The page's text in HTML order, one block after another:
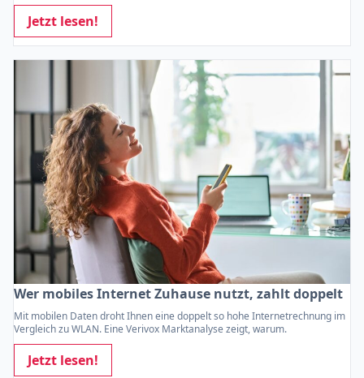
Jetzt lesen!
Wer mobiles Internet Zuhause nutzt, zahlt doppelt
Mit mobilen Daten droht Ihnen eine doppelt so hohe Internetrechnung im
Vergleich zu WLAN. Eine Verivox Marktanalyse zeigt, warum.
Jetzt lesen!